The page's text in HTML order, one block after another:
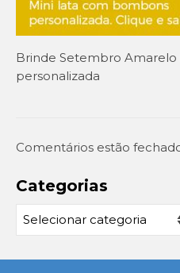
Copa do mundo
Festa Caipira
QUEM SOMOS
Brinde Setembro
personalizada
Comentários estão
Categorias
Categorias